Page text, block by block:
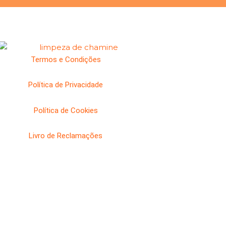
Termos e Condições
Política de Privacidade
Política de Cookies
Livro de Reclamações